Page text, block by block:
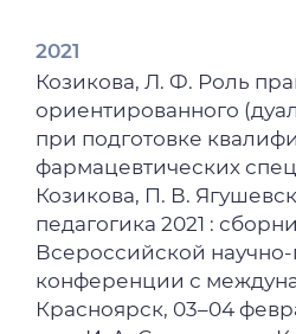
2021
Козикова, Л. Ф. Роль
ориентированного
при подготовке
фармацевтических
Козикова, П. В.
педагогика 2021 :
Всероссийской
конференции с
Красноярск, 03–04